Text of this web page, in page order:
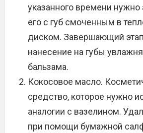
указанного времени нужно
его с губ смоченным в
диском. Завершающий
нанесение на губы
бальзама.
Кокосовое масло.
средство, которое нужно
аналогии с вазелином.
при помощи бумажной